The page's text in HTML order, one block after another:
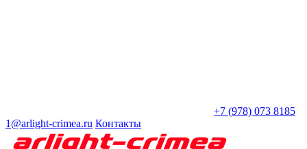
+7 (978) 073 8185
1@arlight-crimea.ru Контакты